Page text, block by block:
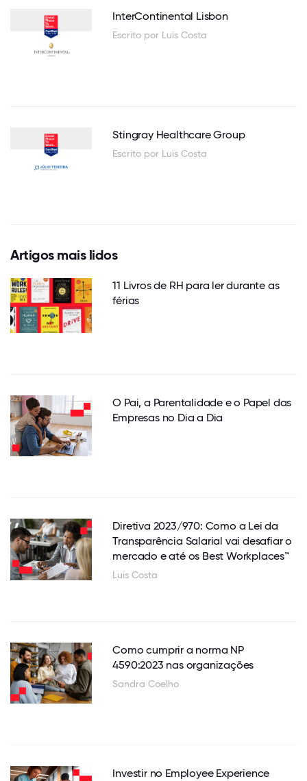
InterContinental Lisbon
Escrito por Luis Costa
Stingray Healthcare Group
Escrito por Luis Costa
Artigos mais lidos
11 Livros de RH para ler durante as
férias
O Pai, a Parentalidade e o Papel das
Empresas no Dia a Dia
Diretiva 2023/970: Como a Lei da
Transparência Salarial vai desafiar o
mercado e até os Best Workplaces™
Luis Costa
Como cumprir a norma NP
4590:2023 nas organizações
Sandra Coelho
Investir no Employee Experience